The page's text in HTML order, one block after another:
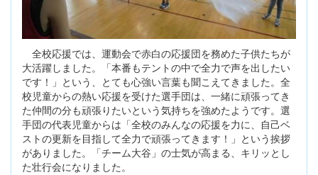
全校応援では、運動会で赤白の応援団を務めた子供たちが
大活躍しました。「本番もテントの中で全力で声を出したい
です！」という、とても心強い言葉も聞こえてきました。全
校児童からの熱い応援を受けた選手団は、一緒に頑張ってき
た仲間の分も頑張りたいという気持ちを強めたようです。選
手団の代表児童からは「全校のみんなの応援を力に、自己ベ
ストの更新を目指して全力で頑張ってきます！」という挨拶
がありました。「チーム大谷」の士気が高まる、キリッとし
た壮行会になりました。